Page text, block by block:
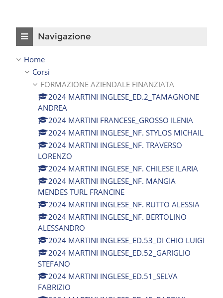
Navigazione
Home
Corsi
FORMAZIONE AZIENDALE FINANZIATA
2024 MARTINI INGLESE_ED.2_TAMAGNONE
ANDREA
2024 MARTINI FRANCESE_GROSSO ILENIA
2024 MARTINI INGLESE_NF. STYLOS MICHAIL
2024 MARTINI INGLESE_NF. TRAVERSO
LORENZO
2024 MARTINI INGLESE_NF. CHILESE ILARIA
2024 MARTINI INGLESE_NF. MANGIA
MENDES TURL FRANCINE
2024 MARTINI INGLESE_NF. RUTTO ALESSIA
2024 MARTINI INGLESE_NF. BERTOLINO
ALESSANDRO
2024 MARTINI INGLESE_ED.53_DI CHIO LUIGI
2024 MARTINI INGLESE_ED.52_GARIGLIO
STEFANO
2024 MARTINI INGLESE_ED.51_SELVA
FABRIZIO